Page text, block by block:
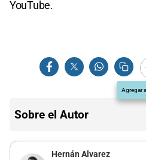
YouTube.
Agregar
Sobre el Autor
Hernán Alvarez